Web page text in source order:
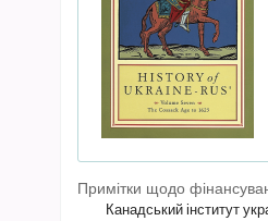
Примітки щодо
Канадський інститут